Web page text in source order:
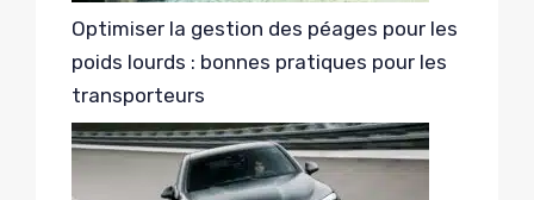
Optimiser la gestion des péages pour les
poids lourds : bonnes pratiques pour les
transporteurs